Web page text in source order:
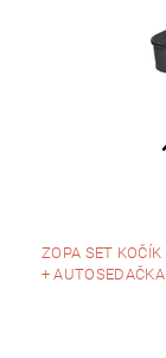
ZOPA SET
+